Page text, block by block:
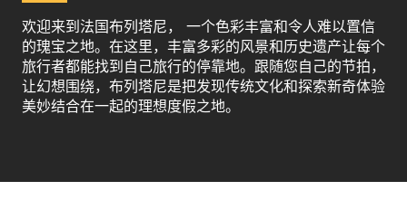
欢迎来到法国布列塔尼， 一个色彩丰富和令人难以置信
的瑰宝之地。在这里，丰富多彩的风景和历史遗产让每个
旅行者都能找到自己旅行的停靠地。跟随您自己的节拍，
让幻想围绕，布列塔尼是把发现传统文化和探索新奇体验
美妙结合在一起的理想度假之地。